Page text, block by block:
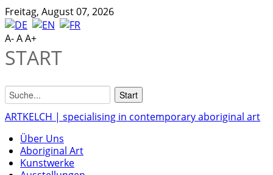
Freitag, August 07, 2026
A-AA+
START
ARTKELCH | specialising in contemporary aboriginal art
Über Uns
Aboriginal Art
Kunstwerke